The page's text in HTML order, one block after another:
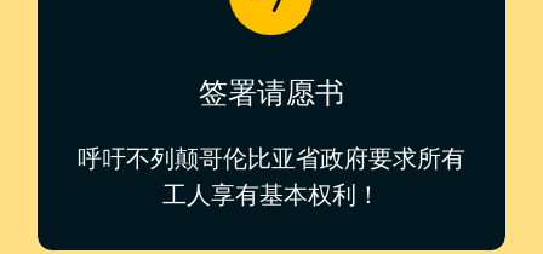
签署请愿书
呼吁不列颠哥伦比亚省政府要求所有
工人享有基本权利！